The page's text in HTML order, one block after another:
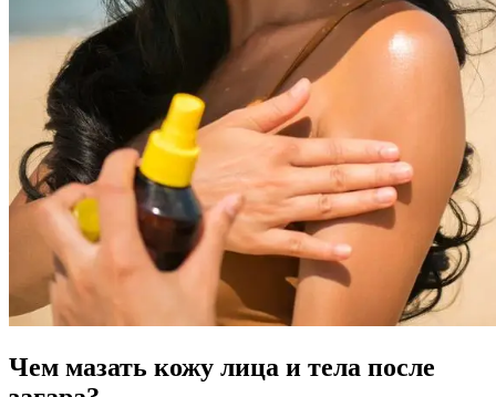
Чем мазать кожу лица и тела после